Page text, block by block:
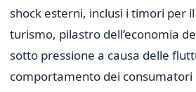
shock esterni, inclusi i timori per
turismo, pilastro dell’economia
sotto pressione a causa delle
comportamento dei consumatori